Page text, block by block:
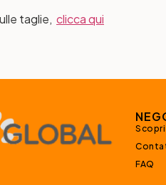
taglie, clicca qui
FAQ